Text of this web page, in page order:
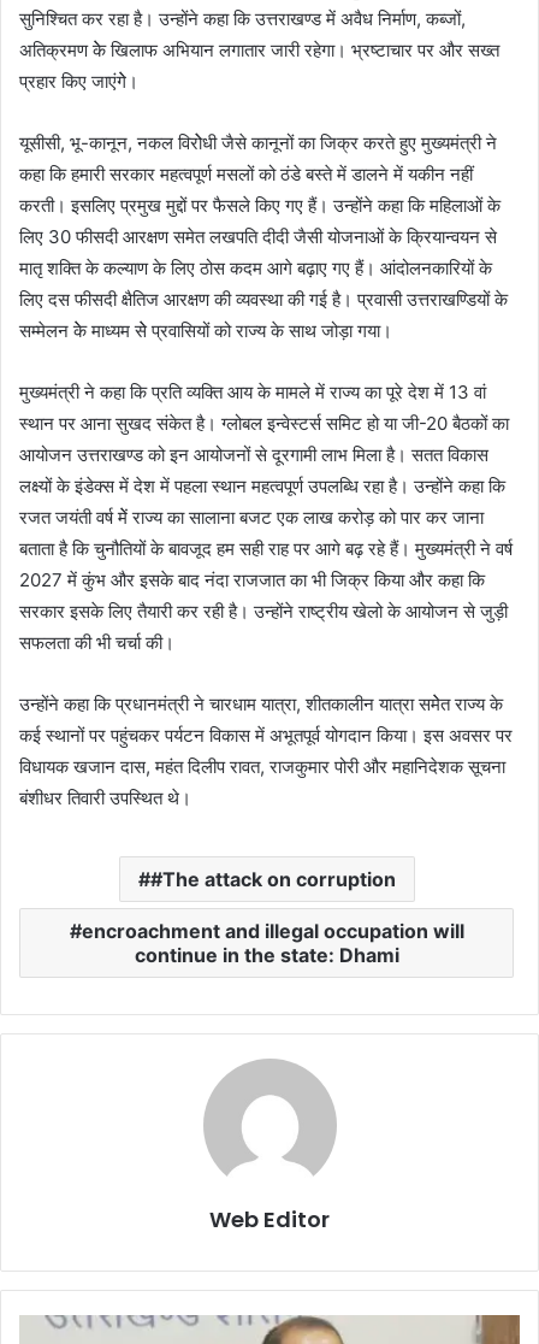
सुनिश्चित कर रहा है। उन्होंने कहा कि उत्तराखण्ड में अवैध निर्माण, कब्जों,
अतिक्रमण केे खिलाफ अभियान लगातार जारी रहेगा। भ्रष्टाचार पर और सख्त
प्रहार किए जाएंगेे।
यूसीसी, भू-कानून, नकल विरोेधी जैसे कानूनों का जिक्र करते हुए मुख्यमंत्री ने
कहा कि हमारी सरकार महत्वपूर्ण मसलों को ठंडे बस्ते में डालने में यकीन नहीं
करती। इसलिए प्रमुख मुद्दों पर फैसले किए गए हैं। उन्होंने कहा कि महिलाओं के
लिए 30 फीसदी आरक्षण समेत लखपति दीदी जैसी योजनाओं के क्रियान्वयन से
मातृ शक्ति के कल्याण के लिए ठोस कदम आगे बढ़ाए गए हैं। आंदोलनकारियों के
लिए दस फीसदी क्षैतिज आरक्षण की व्यवस्था की गई है। प्रवासी उत्तराखण्डियों के
सम्मेलन केे माध्यम सेे प्रवासियों को राज्य के साथ जोड़ा गया।
मुख्यमंत्री ने कहा कि प्रति व्यक्ति आय के मामले में राज्य का पूरे देश में 13 वां
स्थान पर आना सुखद संकेत है। ग्लोबल इन्वेस्टर्स समिट हो या जी-20 बैठकों का
आयोजन उत्तराखण्ड को इन आयोजनों से दूरगामी लाभ मिला है। सतत विकास
लक्ष्यों के इंडेक्स में देश में पहला स्थान महत्वपूर्ण उपलब्धि रहा है। उन्होंने कहा कि
रजत जयंती वर्ष मेें राज्य का सालाना बजट एक लाख करोड़ को पार कर जाना
बताता है कि चुनौतियों के बावजूद हम सही राह पर आगे बढ़ रहे हैं। मुख्यमंत्री ने वर्ष
2027 में कुंभ और इसके बाद नंदा राजजात का भी जिक्र किया और कहा कि
सरकार इसके लिए तैयारी कर रही है। उन्होंने राष्ट्रीय खेलो के आयोजन से जुड़ी
सफलता की भी चर्चा की।
उन्होंने कहा कि प्रधानमंत्री ने चारधाम यात्रा, शीतकालीन यात्रा समेेत राज्य के
कई स्थानों पर पहुंचकर पर्यटन विकास में अभूतपूर्व योगदान किया। इस अवसर पर
विधायक खजान दास, महंत दिलीप रावत, राजकुमार पोरी और महानिदेशक सूचना
बंशीधर तिवारी उपस्थित थे।
#The attack on corruption
encroachment and illegal occupation will
continue in the state: Dhami
Web Editor